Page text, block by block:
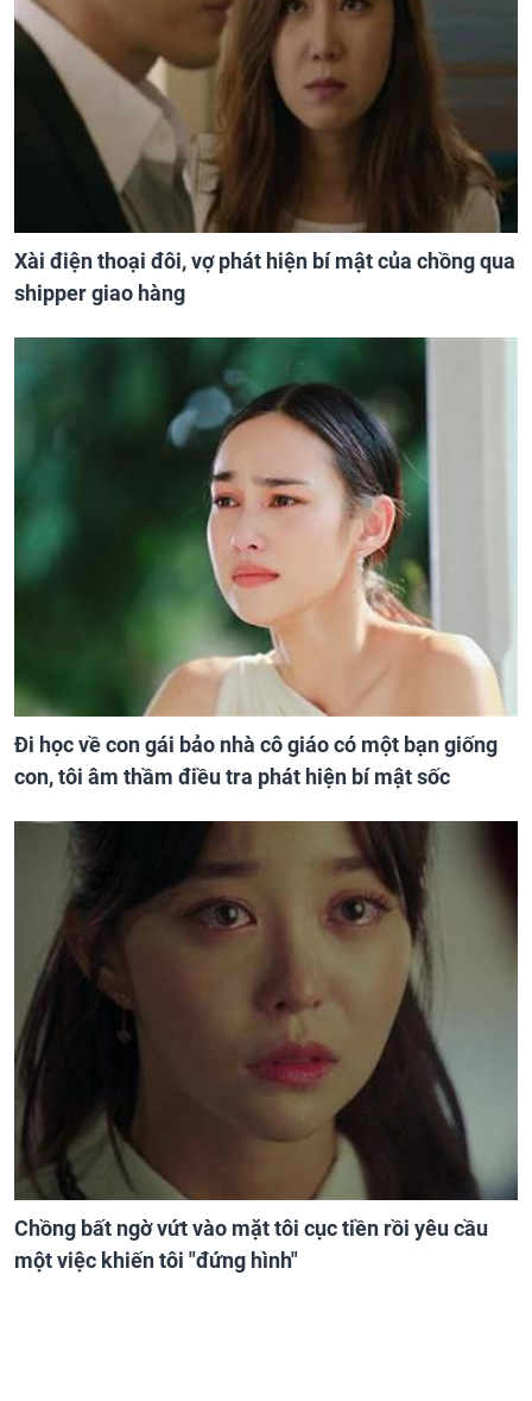
Xài điện thoại đôi, vợ phát hiện bí mật của chồng qua
shipper giao hàng
Đi học về con gái bảo nhà cô giáo có một bạn giống
con, tôi âm thầm điều tra phát hiện bí mật sốc
Chồng bất ngờ vứt vào mặt tôi cục tiền rồi yêu cầu
một việc khiến tôi "đứng hình"